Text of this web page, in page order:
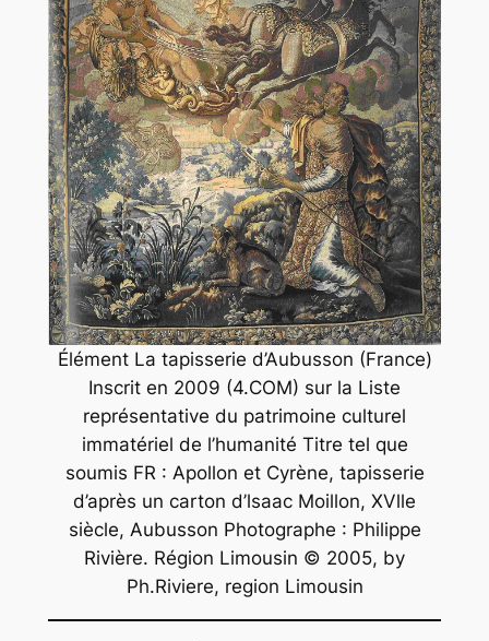
Élément La tapisserie d’Aubusson (France)
Inscrit en 2009 (4.COM) sur la Liste
représentative du patrimoine culturel
immatériel de l’humanité Titre tel que
soumis FR : Apollon et Cyrène, tapisserie
d’après un carton d’lsaac Moillon, XVlle
siècle, Aubusson Photographe : Philippe
Rivière. Région Limousin © 2005, by
Ph.Riviere, region Limousin